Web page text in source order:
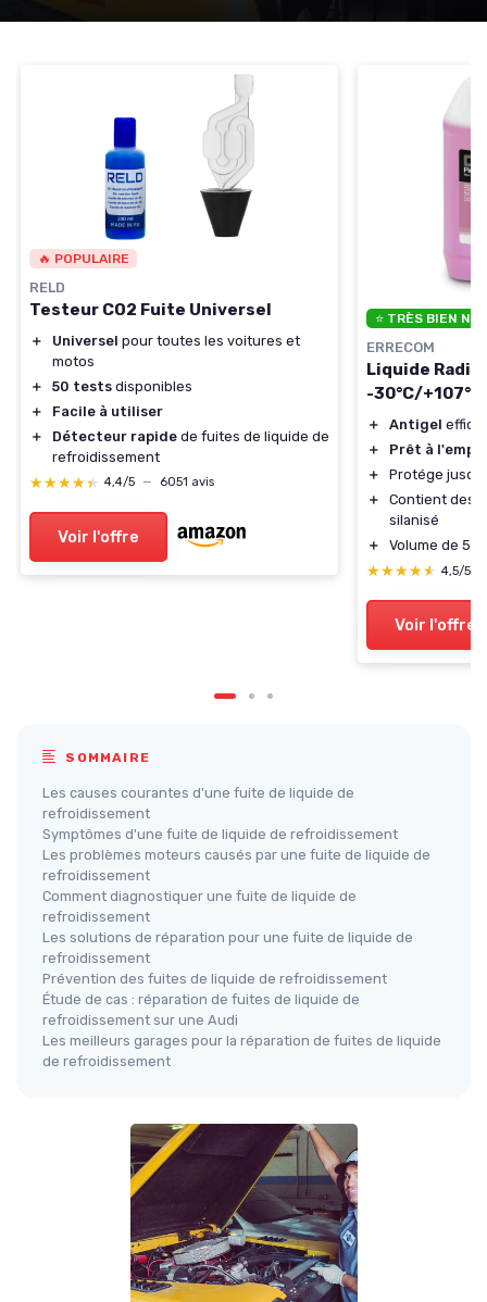
🔥 POPULAIRE
RELD
Testeur CO2 Fuite Universel
＋ Universel pour toutes les voitures et
motos
＋
50 tests disponibles
＋
Facile à utiliser
＋
Détecteur rapide de fuites de liquide de
refroidissement
★★★★★
★★★★★ 4,4/5 — 6051 avis
Voir l'offre
⭐ TRÈS BIEN
ERRECOM
Liquide
-30°C/+107°C
＋ Antigel
＋
Prêt à
＋
Protége
＋
Contient des
silanisé
＋
Volume de 5
★★★★★
★★★★★ 4,5/5
Voir l'offre
SOMMAIRE
Les causes courantes d'une fuite de liquide de
refroidissement
Symptômes d'une fuite de liquide de refroidissement
Les problèmes moteurs causés par une fuite de liquide de
refroidissement
Comment diagnostiquer une fuite de liquide de
refroidissement
Les solutions de réparation pour une fuite de liquide de
refroidissement
Prévention des fuites de liquide de refroidissement
Étude de cas : réparation de fuites de liquide de
refroidissement sur une Audi
Les meilleurs garages pour la réparation de fuites de liquide
de refroidissement